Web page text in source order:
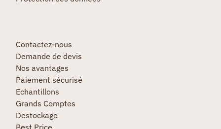
Contactez-nous
Demande de devis
Nos avantages
Paiement sécurisé
Echantillons
Grands Comptes
Destockage
Best Price